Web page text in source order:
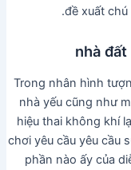
đề xuất chú
nhà
Trong nhân hình
nhà yếu cũng như
hiệu thai không khí
chơi yêu cầu yêu cầu
phần nào ấy của